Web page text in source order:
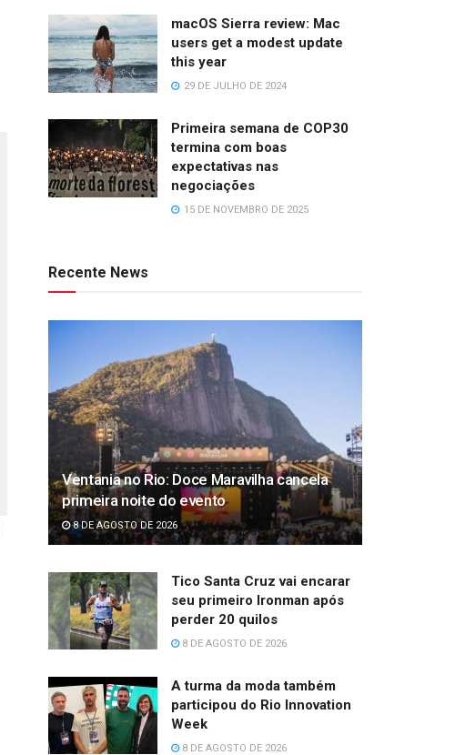
macOS Sierra review: Mac
users get a modest update
this year
29 DE JULHO DE 2024
Primeira semana de COP30
termina com boas
expectativas nas
negociações
15 DE NOVEMBRO DE 2025
Recente News
Ventania no Rio: Doce Maravilha cancela
primeira noite do evento
8 DE AGOSTO DE 2026
Tico Santa Cruz vai encarar
seu primeiro Ironman após
perder 20 quilos
8 DE AGOSTO DE 2026
A turma da moda também
participou do Rio Innovation
Week
8 DE AGOSTO DE 2026